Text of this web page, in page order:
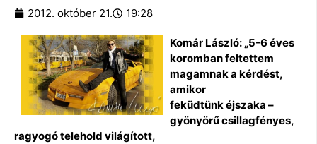
2012. október 21. 19:28
Komár László: „5-6 éves
koromban feltettem
magamnak a kérdést,
amikor
feküdtünk éjszaka –
gyönyörű csillagfényes,
ragyogó telehold világított,